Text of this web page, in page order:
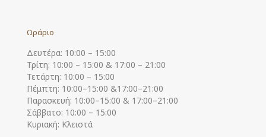
Ωράριο
Δευτέρα: 10:00 – 15:00
Τρίτη: 10:00 – 15:00 & 17:00 – 21:00
Τετάρτη: 10:00 – 15:00
Πέμπτη: 10:00–15:00 &17:00–21:00
Παρασκευή: 10:00–15:00 & 17:00–21:00
Σάββατο: 10:00 – 15:00
Κυριακή: Κλειστά